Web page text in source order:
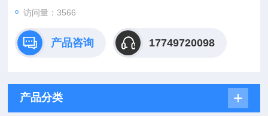
访问量：3566
产品咨询 17749720098
产品分类